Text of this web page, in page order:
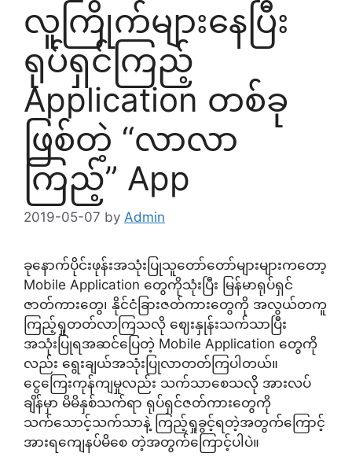
လူကြိုက်များနေပြီး
ရုပ်ရှင်ကြည့်
Application တစ်ခု
ဖြစ်တဲ့ “လာလာ
ကြည့်” App
2019-05-07 by Admin
ခုနောက်ပိုင်းဖုန်းအသုံးပြုသူတော်တော်များများကတော့
Mobile Application တွေကိုသုံးပြီး မြန်မာရုပ်ရှင်
ဇာတ်ကားတွေ၊ နိုင်ငံခြားဇတ်ကားတွေကို အလွယ်တကူ
ကြည့်ရှုတတ်လာကြသလို ဈေးနှုန်းသက်သာပြီး
အသုံးပြုရအဆင်ပြေတဲ့ Mobile Application တွေကို
လည်း ရွေးချယ်အသုံးပြုလာတတ်ကြပါတယ်။
ငွေကြေးကုန်ကျမှုလည်း သက်သာစေသလို အားလပ်
ချိန်မှာ မိမိနှစ်သက်ရာ ရုပ်ရှင်ဇတ်ကားတွေကို
သက်သောင့်သက်သာနဲ့ ကြည့်ရှုခွင့်ရတဲ့အတွက်ကြောင့်
အားရကျေနပ်မိစေ တဲ့အတွက်ကြောင့်ပါပဲ။